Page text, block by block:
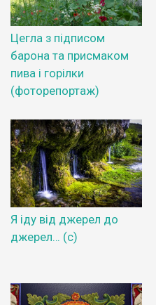
Цегла з підписом
барона та присмаком
пива і горілки
(фоторепортаж)
Я іду від джерел до
джерел… (с)